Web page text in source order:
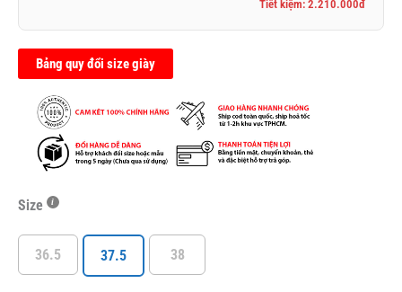
Tiết kiệm: 2.210.000đ
Bảng quy đổi size giày
Size
36.5 37.5 38